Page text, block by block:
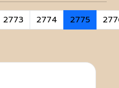
2773 2774 2775